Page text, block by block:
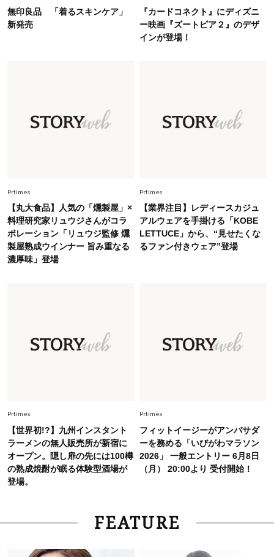
中村ゆりさん「40代になり、やっと“仕事以外の
ップス×パンツ」コーデ〈3選〉
Fashion 2026.5.29
今、40代の「メガネ＆サングラス」のトレンド
に更新あり！“黒ぶち以外”が新定番に
Fashion 2026.7.31
スタイリストが本気で推す！40代がほどよく華
やぐ【甘め黒アイテム】3選
無印良品 「着るスキンケア」
新発売
『カードコネクト』にディズニ
ー映画『ズートピア２』のデザ
インが登場！
Prtimes
【丸大食品】人気の「燻製屋」×
料理研究家リュウジさんがコラ
ボレーション「リュウジ監修 燻
製屋熟成ウインナー 旨み重なる
濃厚味」登場
Prtimes
【業界注目】レディースカジュ
アルウェアを手掛ける「KOBE
LETTUCE」から、“見せたくな
るファン付きウェア”登場
Prtimes
【世界初!?】九州インスタント
ラーメンの無人販売所が新宿に
オープン。隠し扉の先には100樽
の熟成焼酎が眠る体験型酒場が
登場。
Prtimes
フィットイージーがアンバサダ
ーを務める「いびがわマラソン
2026」 一般エントリー 6月8日
（月） 20:00より 受付開始！
FEATURE